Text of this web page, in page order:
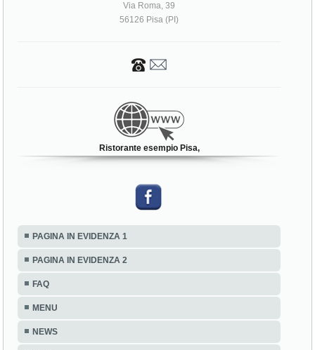
Via Roma, 39
56126 Pisa (PI)
Ristorante esempio Pisa,
PAGINA IN EVIDENZA 1
PAGINA IN EVIDENZA 2
FAQ
MENU
NEWS